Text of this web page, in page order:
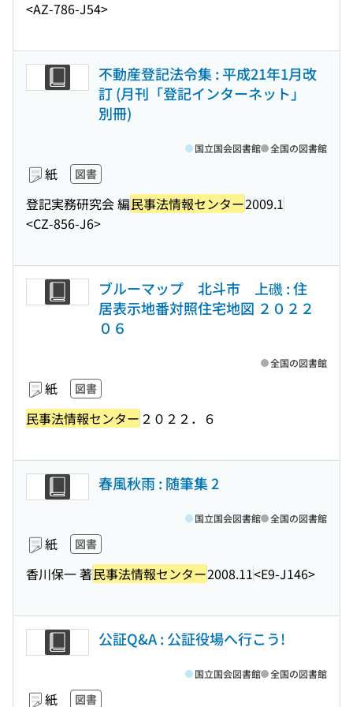
<AZ-786-J54>
不動産登記法令集 : 平成21年1月改
訂 (月刊「登記インターネット」
別冊)
紙 図書
登記実務研究会 編民事法情報センター2009.1
<CZ-856-J6>
国立国会図書館 全国の図書館
ブルーマップ 北斗市 上磯 : 住
居表示地番対照住宅地図 ２０２２
０６
紙 図書
民事法情報センター ２０２２．６
全国の図書館
春風秋雨 : 随筆集 2
紙 図書
香川保一 著民事法情報センター2008.11<E9-J146>
国立国会図書館 全国の図書館
公証Q&A : 公証役場へ行こう!
紙 図書
国立国会図書館 全国の図書館